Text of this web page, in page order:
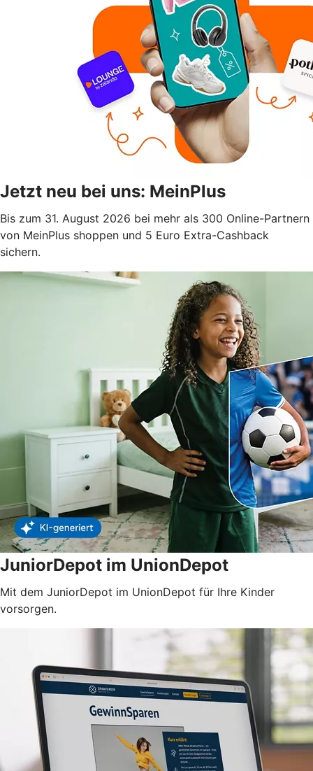
Jetzt neu bei uns: MeinPlus
Bis zum 31. August 2026 bei mehr als 300 Online-Partnern
von MeinPlus shoppen und 5 Euro Extra-Cashback
sichern.
JuniorDepot im UnionDepot
Mit dem JuniorDepot im UnionDepot für Ihre Kinder
vorsorgen.